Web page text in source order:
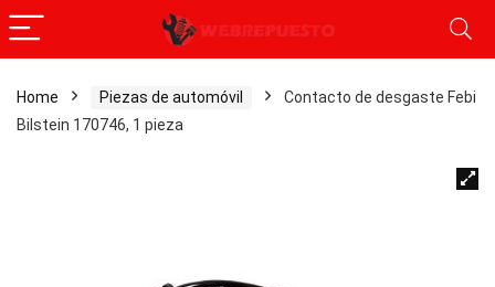
Home Piezas de automóvil
Contacto de desgaste Febi
Bilstein 170746, 1 pieza